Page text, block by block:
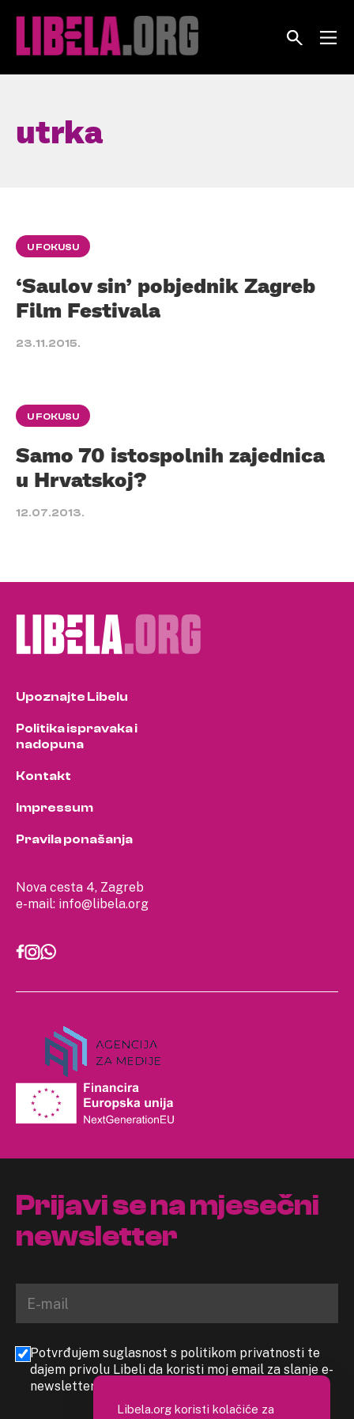
utrka
U FOKUSU
‘Saulov sin’ pobjednik Zagreb
Film Festivala
23.11.2015.
U FOKUSU
Samo 70 istospolnih zajednica
u Hrvatskoj?
12.07.2013.
Nova cesta 4, Zagreb
e-mail: info@libela.org
Upoznajte Libelu
Politika ispravaka i
nadopuna
Kontakt
Impressum
Pravila ponašanja
Prijavi se na mjesečni
newsletter
Potvrđujem suglasnost s politikom privatnosti te
dajem privolu Libeli da koristi moj email za slanje e-
newslettera
Libela.org koristi kolačiće za